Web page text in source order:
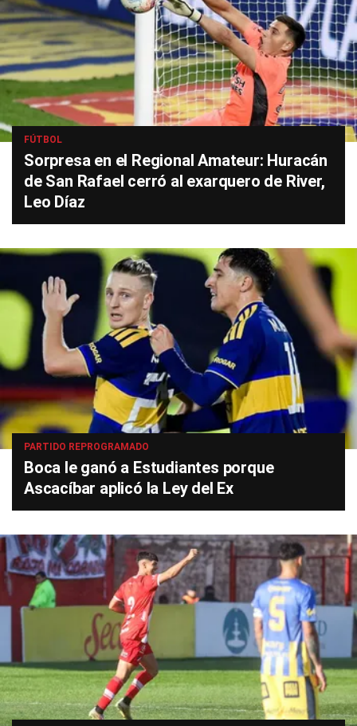
FÚTBOL
Sorpresa en el Regional Amateur: Huracán
de San Rafael cerró al exarquero de River,
Leo Díaz
PARTIDO REPROGRAMADO
Boca le ganó a Estudiantes porque
Ascacíbar aplicó la Ley del Ex